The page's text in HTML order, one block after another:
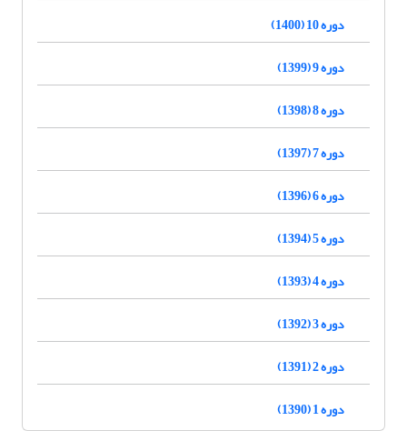
دوره 10 (1400)
دوره 9 (1399)
دوره 8 (1398)
دوره 7 (1397)
دوره 6 (1396)
دوره 5 (1394)
دوره 4 (1393)
دوره 3 (1392)
دوره 2 (1391)
دوره 1 (1390)